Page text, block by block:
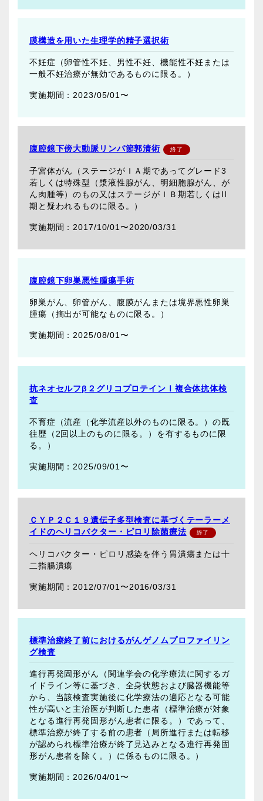
膜構造を用いた生理学的精子選択術
不妊症（卵管性不妊、男性不妊、機能性不妊または
一般不妊治療が無効であるものに限る。）
2023/05/01〜
腹腔鏡下傍大動脈リンパ節郭清術
子宮体がん（ステージがＩＡ期であってグレード3
若しくは特殊型（漿液性腺がん、明細胞腺がん、が
ん肉腫等）のもの又はステージがＩＢ期若しくはII
期と疑われるものに限る。）
2017/10/01〜2020/03/31
腹腔鏡下卵巣悪性腫瘍手術
卵巣がん、卵管がん、腹膜がんまたは境界悪性卵巣
腫瘍（摘出が可能なものに限る。）
2025/08/01〜
抗ネオセルフβ２グリコプロテインⅠ複合体抗体検
査
不育症（流産（化学流産以外のものに限る。）の既
往歴（2回以上のものに限る。）を有するものに限
る。）
2025/09/01〜
ＣＹＰ２Ｃ１９遺伝子多型検査に基づくテーラーメ
イドのヘリコバクター・ピロリ除菌療法
ヘリコバクター・ピロリ感染を伴う胃潰瘍または十
二指腸潰瘍
2012/07/01〜2016/03/31
標準治療終了前におけるがんゲノムプロファイリン
グ検査
進行再発固形がん（関連学会の化学療法に関するガ
イドライン等に基づき、全身状態および臓器機能等
から、当該検査実施後に化学療法の適応となる可能
性が高いと主治医が判断した患者（標準治療が対象
となる進行再発固形がん患者に限る。）であって、
標準治療が終了する前の患者（局所進行または転移
が認められ標準治療が終了見込みとなる進行再発固
形がん患者を除く。）に係るものに限る。）
2026/04/01〜